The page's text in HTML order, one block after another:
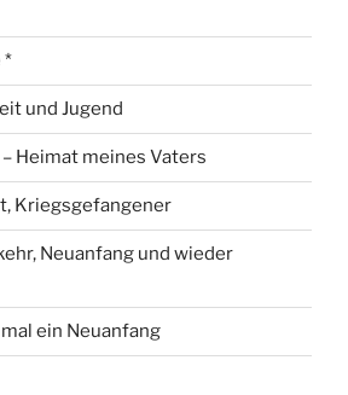
*
und Jugend
Heimat meines Vaters
Kriegsgefangener
Neuanfang und wieder
ein Neuanfang